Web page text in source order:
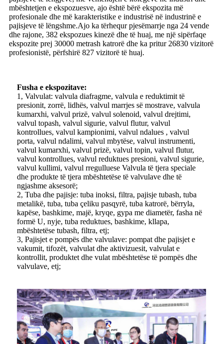
mbështetjen e ekspozuesve, ajo është bërë ekspozita më
profesionale dhe më karakteristike e industrisë në industrinë e
pajisjeve të lëngshme.Ajo ka tërhequr pjesëmarrje nga 24 vende
dhe rajone, 382 ekspozues kinezë dhe të huaj, me një sipërfaqe
ekspozite prej 30000 metrash katrorë dhe ka pritur 26830 vizitorë
profesionistë, përfshirë 827 vizitorë të huaj.
Fusha e ekspozitave:
1, Valvulat: valvula diafragme, valvula e reduktimit të
presionit, zorrë, lidhës, valvul marrjes së mostrave, valvula
kumarxhi, valvul prizë, valvul solenoid, valvul drejtimi,
valvul topash, valvul sigurie, valvul flutur, valvul
kontrollues, valvul kampionimi, valvul ndalues , valvul
porta, valvul ndalimi, valvul mbytëse, valvul instrumenti,
valvul kumarxhi, valvul prizë, valvul topin, valvul flutur,
valvul kontrollues, valvul reduktues presioni, valvul sigurie,
valvul kullimi, valvul rregulluese Valvula të tjera speciale
dhe produkte të tjera mbështetëse të valvulave dhe të
ngjashme aksesorë;
2, Tuba dhe pajisje: tuba inoksi, filtra, pajisje tubash, tuba
metalikë, tuba, tuba çeliku pasqyrë, tuba katrorë, bërryla,
kapëse, bashkime, majë, kryqe, gypa me diametër, fasha në
formë U, nyje, tuba reduktues, bashkime, kllapa,
mbështetëse tubash, filtra, etj;
3, Pajisjet e pompës dhe valvulave: pompat dhe pajisjet e
vakumit, tifozët, valvulat dhe aktivizuesit, valvulat e
kontrollit, produktet dhe vulat mbështetëse të pompës dhe
valvulave, etj;